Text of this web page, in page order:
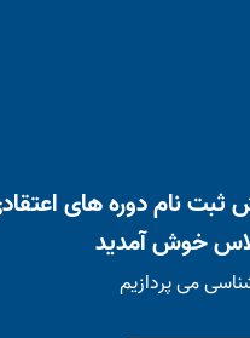
نام دوره های
خوش آمدید
می پردازیم